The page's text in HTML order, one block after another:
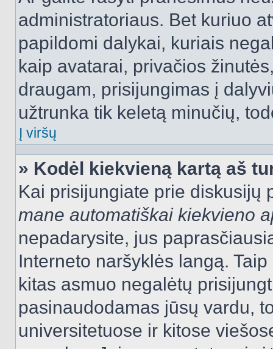
administratoriaus. Bet kuriuo
papildomi dalykai, kuriais
kaip avatarai, privačios
draugam, prisijungimas į
užtrunka tik keletą minučių,
Į viršų
» Kodėl kiekvieną kartą aš
Kai prisijungiate prie diskusijų
mane automatiškai kiekvieno
nepadarysite, jus
Interneto naršyklės langą.
kitas asmuo negalėtų
pasinaudodamas jūsų vardu,
universitetuose ir kitose